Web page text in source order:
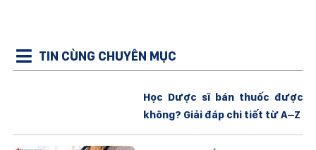
TIN CÙNG CHUYÊN MỤC
Học Dược sĩ bán thuốc được
không? Giải đáp chi tiết từ A–Z